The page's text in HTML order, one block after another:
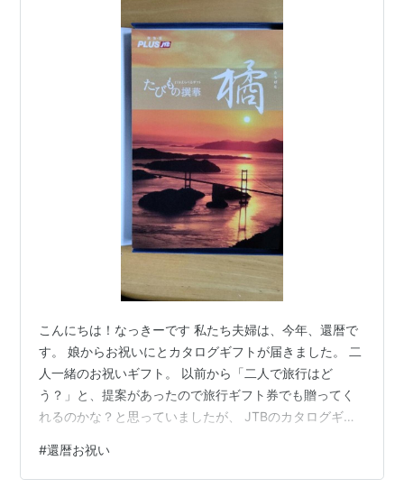
こんにちは！なっきーです 私たち夫婦は、今年、還暦で
す。 娘からお祝いにとカタログギフトが届きました。 二
人一緒のお祝いギフト。 以前から「二人で旅行はど
う？」と、提案があったので旅行ギフト券でも贈ってく
れるのかな？と思っていましたが、 JTBのカタログギフ
ルメやファッショングッズなども沢山掲載されていまし
た。 有効期限は1年間なのでゆっくり選べます。 が！！
#還暦お祝い